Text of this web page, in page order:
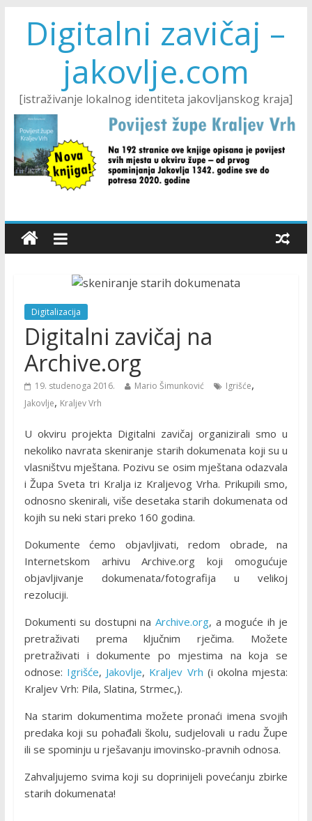
Digitalni zavičaj –
jakovlje.com
[istraživanje lokalnog identiteta jakovljanskog kraja]
Digitalizacija
Digitalni zavičaj na
Archive.org
19. studenoga 2016. Mario Šimunković Igrišće,
Jakovlje, Kraljev Vrh
U okviru projekta Digitalni zavičaj organizirali smo u
nekoliko navrata skeniranje starih dokumenata koji su u
vlasništvu mještana. Pozivu se osim mještana odazvala
i Župa Sveta tri Kralja iz Kraljevog Vrha. Prikupili smo,
odnosno skenirali, više desetaka starih dokumenata od
kojih su neki stari preko 160 godina.
Dokumente ćemo objavljivati, redom obrade, na
Internetskom arhivu Archive.org koji omogućuje
objavljivanje dokumenata/fotografija u velikoj
rezoluciji.
Dokumenti su dostupni na Archive.org, a moguće ih je
pretraživati prema ključnim rječima. Možete
pretraživati i dokumente po mjestima na koja se
odnose: Igrišće, Jakovlje, Kraljev Vrh (i okolna mjesta:
Kraljev Vrh: Pila, Slatina, Strmec,).
Na starim dokumentima možete pronaći imena svojih
predaka koji su pohađali školu, sudjelovali u radu Župe
ili se spominju u rješavanju imovinsko-pravnih odnosa.
Zahvaljujemo svima koji su doprinijeli povećanju zbirke
starih dokumenata!